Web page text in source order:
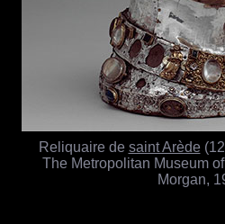
Reliquaire de saint Arède
The Metropolitan Museum
Morgan,